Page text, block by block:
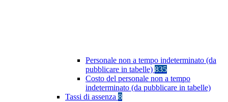
Personale non a tempo indeterminato (da
pubblicare in tabelle) 835
Costo del personale non a tempo
indeterminato (da pubblicare in tabelle)
Tassi di assenza 8